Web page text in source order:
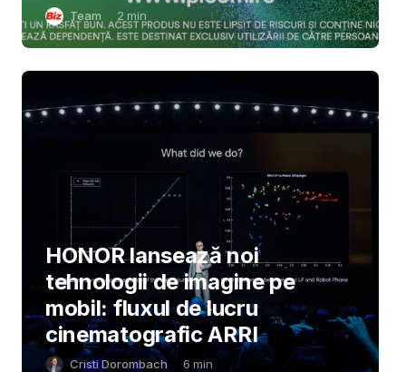
Team 2 min
HONOR lansează noi
tehnologii de imagine pe
mobil: fluxul de lucru
cinematografic ARRI
Cristi Dorombach 6 min